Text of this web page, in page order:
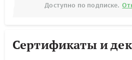
Доступно по подписке.
Сертификаты и